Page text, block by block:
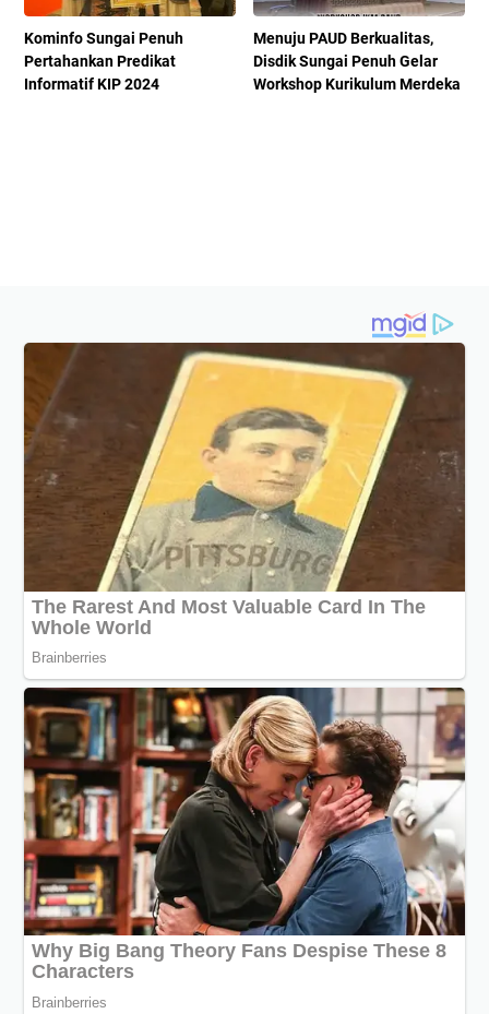
Kominfo Sungai Penuh
Pertahankan Predikat
Informatif KIP 2024
Menuju PAUD Berkualitas,
Disdik Sungai Penuh Gelar
Workshop Kurikulum Merdeka